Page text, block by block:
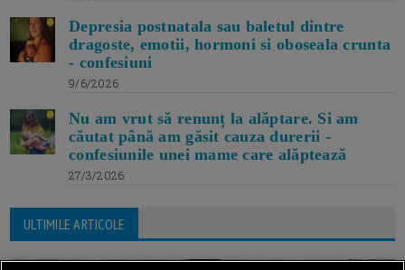
Depresia postnatala sau baletul dintre
dragoste, emotii, hormoni si oboseala crunta
- confesiuni
9/6/2026
Nu am vrut să renunț la alăptare. Si am
căutat până am găsit cauza durerii -
confesiunile unei mame care alăptează
27/3/2026
ULTIMILE ARTICOLE